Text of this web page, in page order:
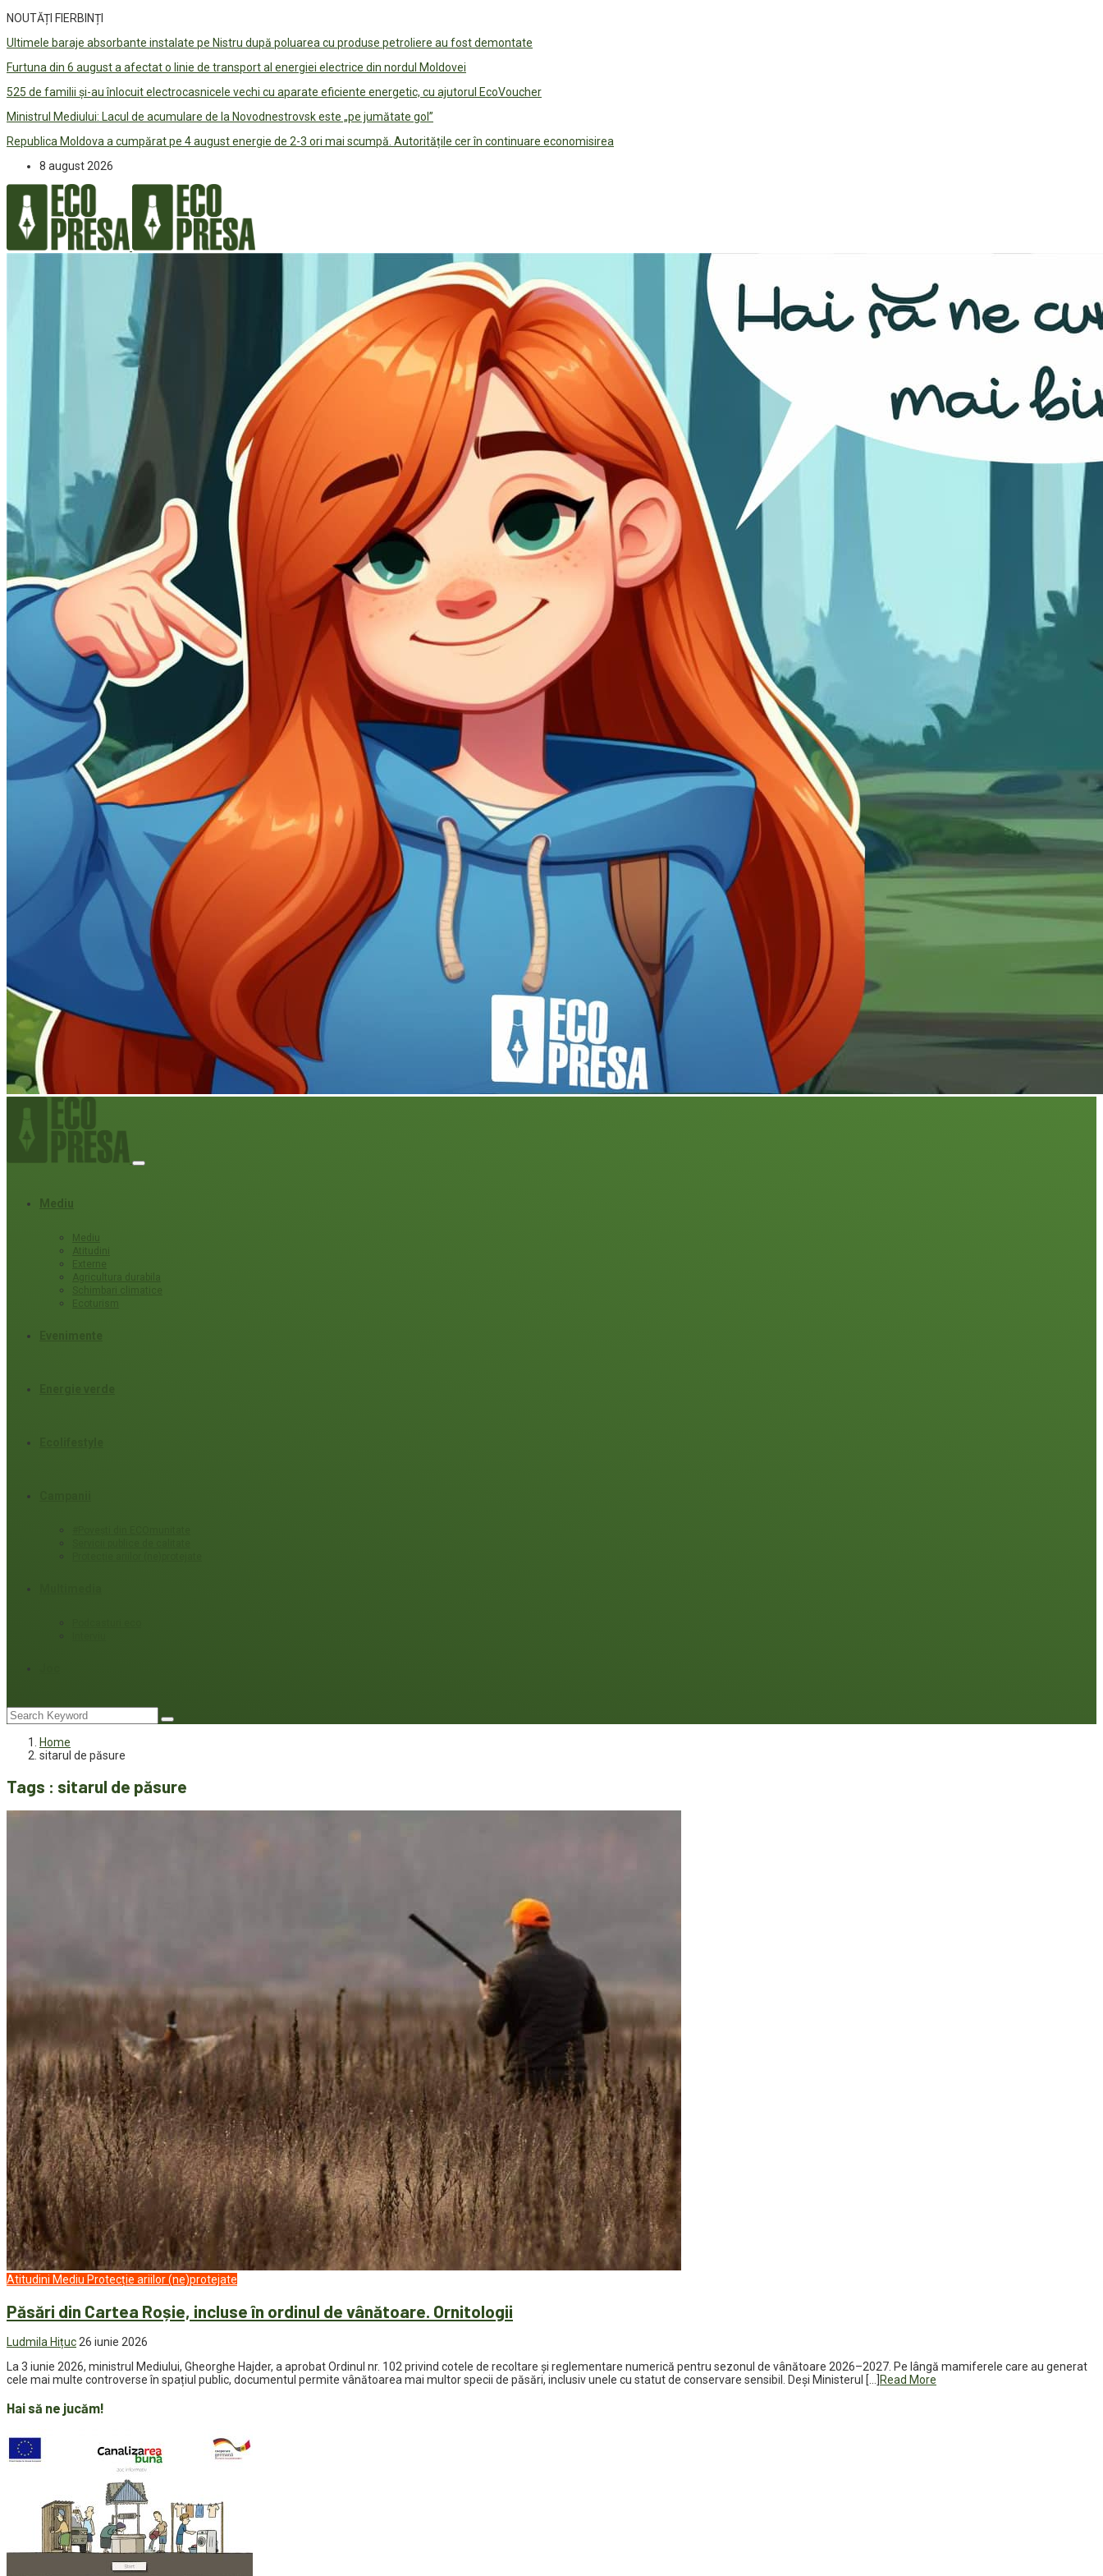
NOUTĂȚI FIERBINȚI
Ultimele baraje absorbante instalate pe Nistru după poluarea cu produse petroliere au fost demontate
Furtuna din 6 august a afectat o linie de transport al energiei electrice din nordul Moldovei
525 de familii și-au înlocuit electrocasnicele vechi cu aparate eficiente energetic, cu ajutorul EcoVoucher
Ministrul Mediului: Lacul de acumulare de la Novodnestrovsk este „pe jumătate gol”
Republica Moldova a cumpărat pe 4 august energie de 2-3 ori mai scumpă. Autoritățile cer în continuare economisirea
8 august 2026
Mediu
Mediu
Atitudini
Externe
Agricultura durabila
Schimbari climatice
Ecoturism
Home
sitarul de păsure
Tags : sitarul de păsure
Atitudini Mediu Protecție ariilor (ne)protejate
Păsări din Cartea Roșie, incluse în ordinul de vânătoare. Ornitologii
Ludmila Hițuc26 iunie 2026
La 3 iunie 2026, ministrul Mediului, Gheorghe Hajder, a aprobat Ordinul nr. 102 privind cotele de recoltare și reglementare numerică pentru sezonul de vânătoare 2026–2027. Pe lângă mamiferele care au generat
cele mai multe controverse în spațiul public, documentul permite vânătoarea mai multor specii de păsări, inclusiv unele cu statut de conservare sensibil. Deși Ministerul […] Read More
Hai să ne jucăm!